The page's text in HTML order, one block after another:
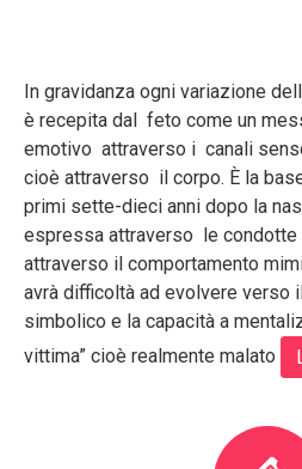
In gravidanza ogni variazione
è recepita dal feto come un
emotivo attraverso i canali
cioè attraverso il corpo. È la
primi sette-dieci anni dopo la
espressa attraverso le
attraverso il comportamento
avrà difficoltà ad evolvere verso
simbolico e la capacità a
vittima” cioè realmente malato